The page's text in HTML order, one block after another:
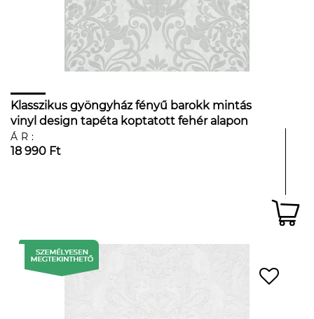
Klasszikus gyöngyház fényű barokk mintás
vinyl design tapéta koptatott fehér alapon
ÁR:
18 990 Ft